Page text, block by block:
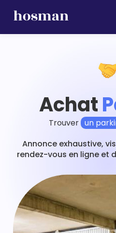
Achat
Trouver un
Annonce exhaustive,
rendez-vous en ligne et